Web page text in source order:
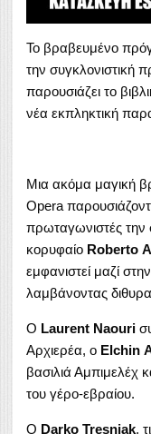
Το βραβευμένο
την συγκλονιστική
παρουσιάζει το
νέα εκπληκτική
Μια ακόμα μαγική
Opera
πρωταγωνιστές την
κορυφαίο Roberto
εμφανιστεί μαζί
λαμβάνοντας
Ο Laurent Naouri
Αρχιερέα, ο Elchin
βασιλιά Αμπιμελέχ
του γέρο-εβραίου.
Ο Darko Tresnjak,